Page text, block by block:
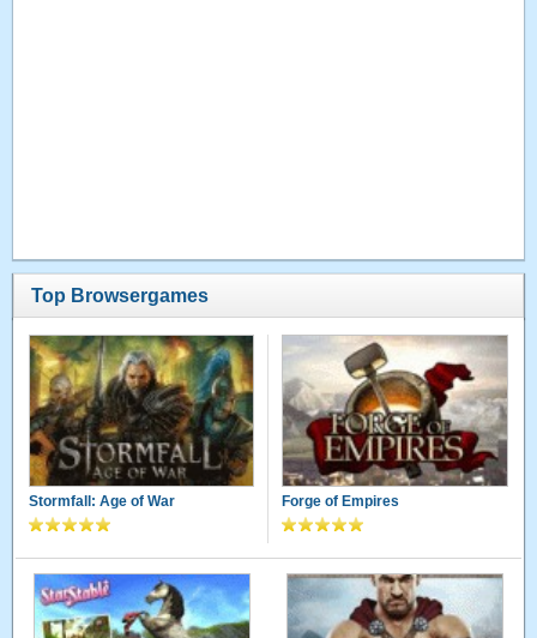
Top Browsergames
Stormfall: Age of War Forge of Empires